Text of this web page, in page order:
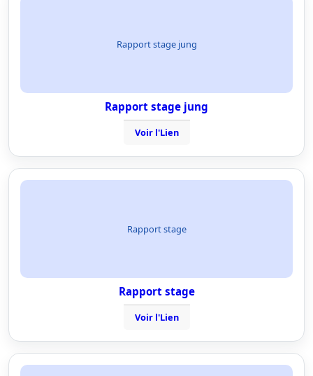
Rapport stage jung
Rapport stage jung
Voir l'Lien
Rapport stage
Rapport stage
Voir l'Lien